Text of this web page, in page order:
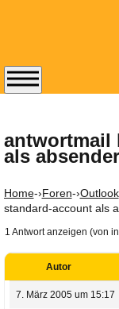
antwortmail
als absender
Home-›Foren-›Outlook
standard-account als
1 Antwort anzeigen (von
Autor
7. März 2005 um 15:17
Abonnieren
Newsletter von
kostenlos.
Der ständig
Tipps zu
bereithält!
Wie z.B.
GMail,